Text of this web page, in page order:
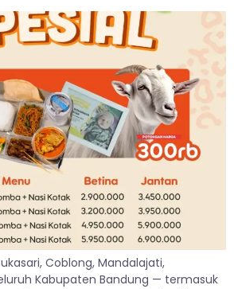
Coblong, Mandalajati,
Kabupaten Bandung — termasuk